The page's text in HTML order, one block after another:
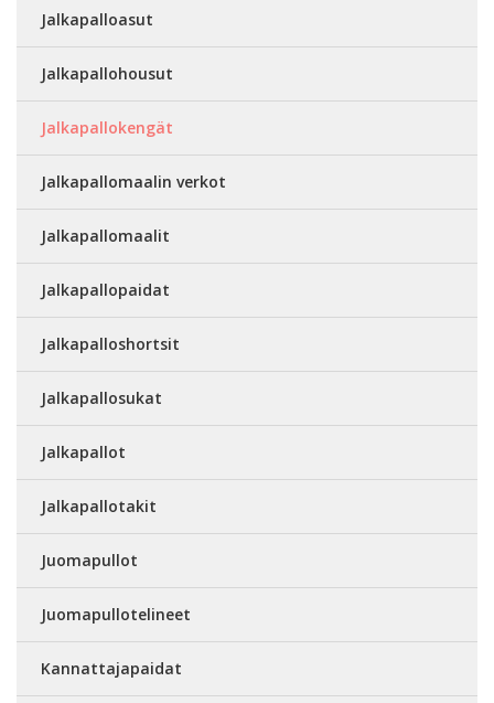
Jalkapalloasut
Jalkapallohousut
Jalkapallokengät
Jalkapallomaalin verkot
Jalkapallomaalit
Jalkapallopaidat
Jalkapalloshortsit
Jalkapallosukat
Jalkapallot
Jalkapallotakit
Juomapullot
Juomapullotelineet
Kannattajapaidat